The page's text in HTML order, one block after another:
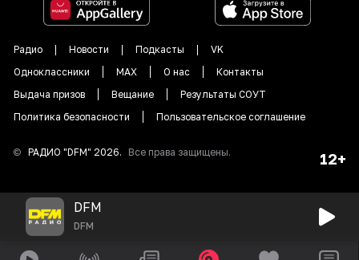
Радио Новости Подкасты
VK
Одноклассники
MAX О нас
Контакты
Выдача призов
Вещание
Результаты СОУТ
Политика безопасности
Пользовательское соглашение
© РАДИО "DFM" 2026. Все права защищены. 12+
DFM
DFM